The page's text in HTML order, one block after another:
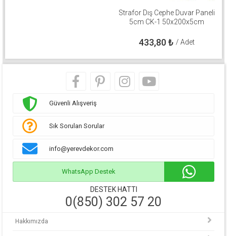
Strafor Dış Cephe Duvar Paneli
5cm CK-1 50x200x5cm
433,80₺ / Adet
Güvenli Alışveriş
Sık Sorulan Sorular
info@yerevdekor.com
WhatsApp Destek
DESTEK HATTI
0(850) 302 57 20
Hakkımızda